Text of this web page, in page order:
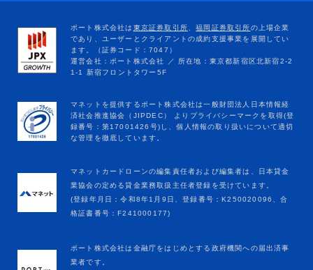
マネットカードローンの編集責任者および編集者は、日本貸金
業協会の定める貸金業務取扱主任者登録を受けています。
(登録年月日：令和8年1月9日、登録番号：K250020096、合
格証書番号：F241000177)
ポート株式会社は金融庁をはじめとする政府機関への届出済事
業者です。